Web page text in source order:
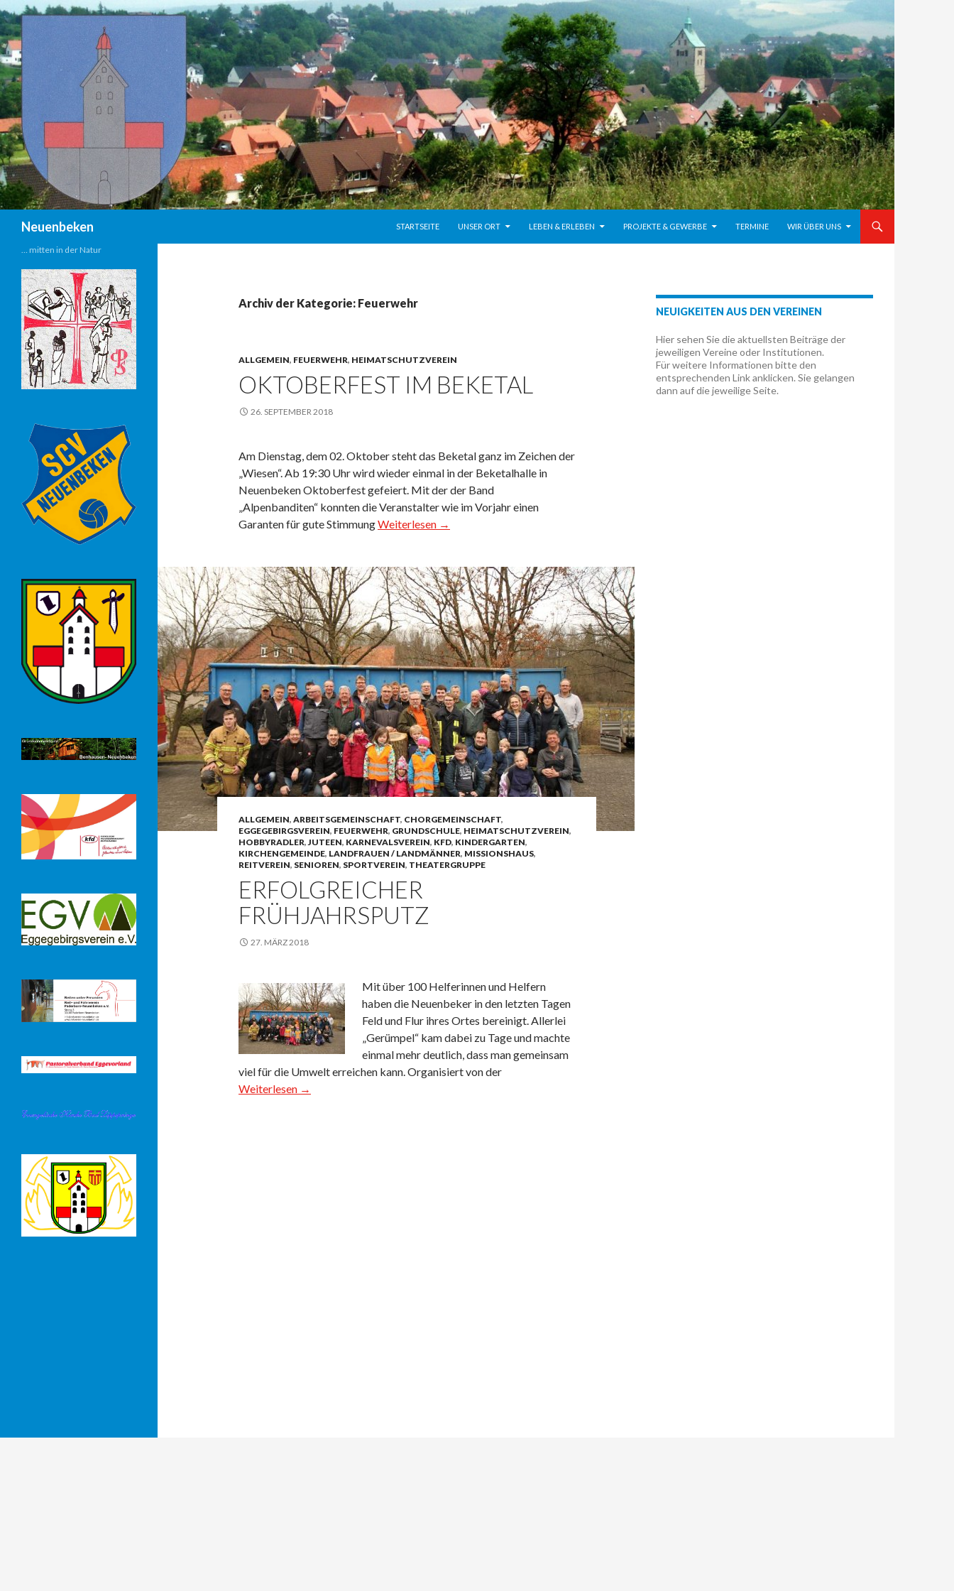
Neuenbeken
STARTSEITE
UNSER ORT LEBEN & ERLEBEN PROJEKTE & GEWERBE TERMINE WIR ÜBER UNS
Archiv der Kategorie: Feuerwehr
ALLGEMEIN, FEUERWEHR, HEIMATSCHUTZVEREIN
OKTOBERFEST IM BEKETAL
26. SEPTEMBER 2018
Am Dienstag, dem 02. Oktober steht das Beketal ganz im Zeichen der
„Wiesen“. Ab 19:30 Uhr wird wieder einmal in der Beketalhalle in
Neuenbeken Oktoberfest gefeiert. Mit der der Band
„Alpenbanditen“ konnten die Veranstalter wie im Vorjahr einen
Garanten für gute StimmungWeiterlesen →
ALLGEMEIN, ARBEITSGEMEINSCHAFT, CHORGEMEINSCHAFT,
EGGEGEBIRGSVEREIN, FEUERWEHR, GRUNDSCHULE, HEIMATSCHUTZVEREIN,
HOBBYRADLER,JUTEEN, KARNEVALSVEREIN, KFD, KINDERGARTEN,
KIRCHENGEMEINDE, LANDFRAUEN / LANDMÄNNER, MISSIONSHAUS,
REITVEREIN, SENIOREN, SPORTVEREIN, THEATERGRUPPE
ERFOLGREICHER
FRÜHJAHRSPUTZ
27. MÄRZ 2018
Mit über 100 Helferinnen und Helfern
haben die Neuenbeker in den letzten Tagen
Feld und Flur ihres Ortes bereinigt. Allerlei
„Gerümpel“ kam dabei zu Tage und machte
einmal mehr deutlich, dass man gemeinsam
viel für die Umwelt erreichen kann. Organisiert von der
Weiterlesen →
NEUIGKEITEN AUS DEN VEREINEN
Hier sehen Sie die aktuellsten Beiträge der
jeweiligen Vereine oder Institutionen.
Für weitere Informationen bitte den
entsprechenden Link anklicken. Sie gelangen
dann auf die jeweilige Seite.
… mitten in der Natur